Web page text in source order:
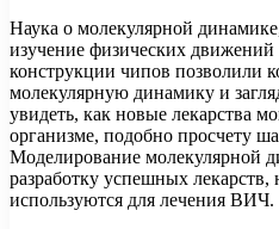
Наука о молекулярной
изучение физических
конструкции чипов позволили
молекулярную динамику и
увидеть, как новые лекарства
организме, подобно просчету
Моделирование молекулярной
разработку успешных лекарств,
используются для лечения ВИЧ.